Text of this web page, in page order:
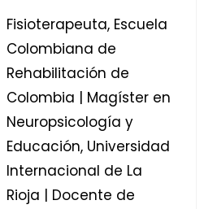
Fisioterapeuta, Escuela
Colombiana de
Rehabilitación de
Colombia | Magíster en
Neuropsicología y
Educación, Universidad
Internacional de La
Rioja | Docente de